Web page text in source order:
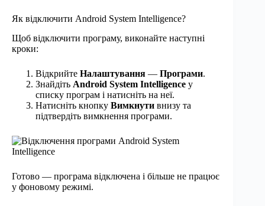
Як відключити Android System Intelligence?
Щоб відключити програму, виконайте наступні
кроки:
Відкрийте Налаштування — Програми.
Знайдіть Android System Intelligence у
списку програм і натисніть на неї.
Натисніть кнопку Вимкнути внизу та
підтвердіть вимкнення програми.
Готово — програма відключена і більше не працює
у фоновому режимі.